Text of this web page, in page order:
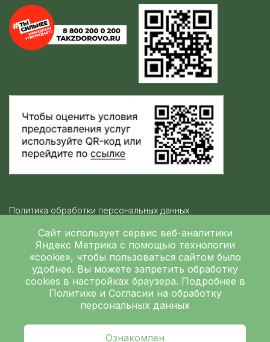
Сайт использует сервис веб-аналитики
Яндекс Метрика с помощью технологии
«cookie», чтобы пользоваться сайтом было
удобнее. Вы можете запретить обработку
cookies в настройках браузера. Подробнее в
Политике и Согласии на обработку
персональных данных
Ознакомлен
Политика обработки персональных данных
Независимая оценка качества
ГБУЗ ЛОКБ © 2026